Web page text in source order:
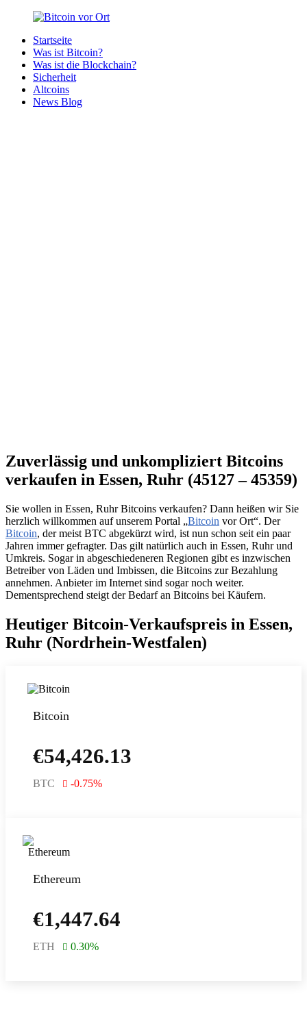
Zurück
Inhalt
Bitcoin
Bitcoins
deiner
Region
Startseite
Was ist Bitcoin?
Was ist die Blockchain?
Sicherheit
Altcoins
News Blog
Zuverlässig und unkompliziert Bitcoins
verkaufen in Essen, Ruhr (45127 – 45359)
Sie wollen in Essen, Ruhr Bitcoins verkaufen? Dann heißen wir Sie
herzlich willkommen auf unserem Portal „Bitcoin vor Ort“. Der
Bitcoin, der meist BTC abgekürzt wird, ist nun schon seit ein paar
Jahren immer gefragter. Das gilt natürlich auch in Essen, Ruhr und
Umkreis. Sogar in abgeschiedeneren Regionen gibt es inzwischen
Betreiber von Läden und Imbissen, die Bitcoins zur Bezahlung
annehmen. Anbieter im Internet sind sogar noch weiter.
Dementsprechend steigt der Bedarf an Bitcoins bei Käufern.
Heutiger Bitcoin-Verkaufspreis in Essen,
Ruhr (Nordrhein-Westfalen)
Bitcoin
€54,426.13
BTC -0.75%
Ethereum
€1,447.64
ETH 0.30%